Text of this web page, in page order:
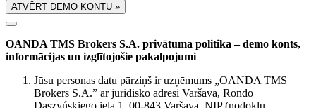
ATVĒRT DEMO KONTU »
OANDA TMS Brokers S.A. privātuma politika – demo konts,
informācijas un izglītojošie pakalpojumi
Jūsu personas datu pārziņš ir uzņēmums „OANDA TMS
Brokers S.A.” ar juridisko adresi Varšavā, Rondo
Daszyńskiego iela 1, 00-843 Varšava, NIP (nodokļu